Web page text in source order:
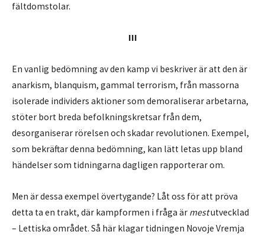
fältdomstolar.
III
En vanlig bedömning av den kamp vi beskriver är att den är
anarkism, blanquism, gammal terrorism, från massorna
isolerade individers aktioner som demoraliserar arbetarna,
stöter bort breda befolkningskretsar från dem,
desorganiserar rörelsen och skadar revolutionen. Exempel,
som bekräftar denna bedömning, kan lätt letas upp bland
händelser som tidningarna dagligen rapporterar om.
Men är dessa exempel övertygande? Låt oss för att pröva
detta ta en trakt, där kampformen i fråga är mestutvecklad
– Lettiska området. Så här klagar tidningen Novoje Vremja